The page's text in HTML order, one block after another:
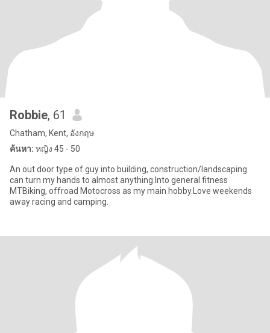
Robbie, 61
Chatham, Kent, อังกฤษ
ค้นหา: หญิง 45 - 50
An out door type of guy into building, construction/landscaping
can turn my hands to almost anything.Into general fitness
MTBiking, offroad Motocross as my main hobby.Love weekends
away racing and camping.